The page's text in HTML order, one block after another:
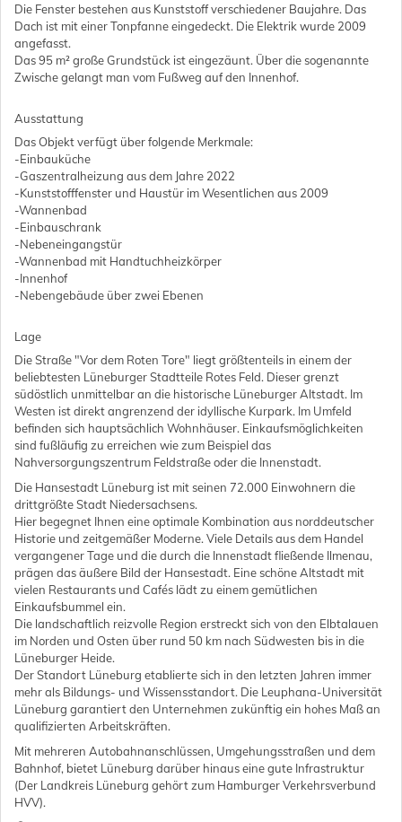
Die Fenster bestehen aus Kunststoff verschiedener Baujahre. Das
Dach ist mit einer Tonpfanne eingedeckt. Die Elektrik wurde 2009
angefasst.
Das 95 m² große Grundstück ist eingezäunt. Über die sogenannte
Zwische gelangt man vom Fußweg auf den Innenhof.
Ausstattung
Das Objekt verfügt über folgende Merkmale:
-Einbauküche
-Gaszentralheizung aus dem Jahre 2022
-Kunststofffenster und Haustür im Wesentlichen aus 2009
-Wannenbad
-Einbauschrank
-Nebeneingangstür
-Wannenbad mit Handtuchheizkörper
-Innenhof
-Nebengebäude über zwei Ebenen
Lage
Die Straße "Vor dem Roten Tore" liegt größtenteils in einem der
beliebtesten Lüneburger Stadtteile Rotes Feld. Dieser grenzt
südöstlich unmittelbar an die historische Lüneburger Altstadt. Im
Westen ist direkt angrenzend der idyllische Kurpark. Im Umfeld
befinden sich hauptsächlich Wohnhäuser. Einkaufsmöglichkeiten
sind fußläufig zu erreichen wie zum Beispiel das
Nahversorgungszentrum Feldstraße oder die Innenstadt.
Die Hansestadt Lüneburg ist mit seinen 72.000 Einwohnern die
drittgrößte Stadt Niedersachsens.
Hier begegnet Ihnen eine optimale Kombination aus norddeutscher
Historie und zeitgemäßer Moderne. Viele Details aus dem Handel
vergangener Tage und die durch die Innenstadt fließende Ilmenau,
prägen das äußere Bild der Hansestadt. Eine schöne Altstadt mit
vielen Restaurants und Cafés lädt zu einem gemütlichen
Einkaufsbummel ein.
Die landschaftlich reizvolle Region erstreckt sich von den Elbtalauen
im Norden und Osten über rund 50 km nach Südwesten bis in die
Lüneburger Heide.
Der Standort Lüneburg etablierte sich in den letzten Jahren immer
mehr als Bildungs- und Wissensstandort. Die Leuphana-Universität
Lüneburg garantiert den Unternehmen zukünftig ein hohes Maß an
qualifizierten Arbeitskräften.
Mit mehreren Autobahnanschlüssen, Umgehungsstraßen und dem
Bahnhof, bietet Lüneburg darüber hinaus eine gute Infrastruktur
(Der Landkreis Lüneburg gehört zum Hamburger Verkehrsverbund
HVV).